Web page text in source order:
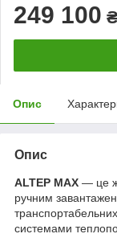
249 100
Опис
Опис
ALTEP MAX — це
ручним
системами